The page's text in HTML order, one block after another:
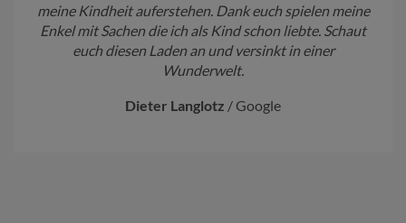
meine Kindheit auferstehen. Dank euch spielen meine
Enkel mit Sachen die ich als Kind schon liebte. Schaut
euch diesen Laden an und versinkt in einer
Wunderwelt.
Dieter Langlotz / Google